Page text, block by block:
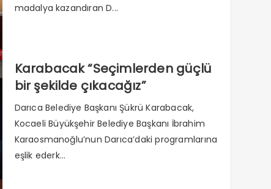
madalya kazandıran D...
Karabacak “Seçimlerden güçlü
bir şekilde çıkacağız”
Darıca Belediye Başkanı Şükrü Karabacak,
Kocaeli Büyükşehir Belediye Başkanı İbrahim
Karaosmanoğlu’nun Darıca’daki programlarına
eşlik ederk...